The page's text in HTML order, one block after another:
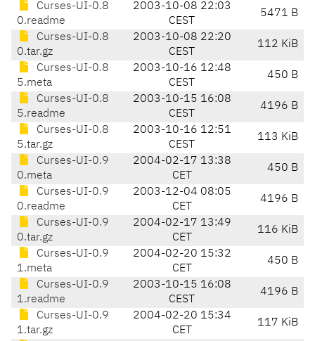
Curses-UI-0.8
0.readme
2003-10-08 22:03
CEST
5471 B
Curses-UI-0.8
0.tar.gz
2003-10-08 22:20
CEST
112 KiB
Curses-UI-0.8
5.meta
2003-10-16 12:48
CEST
450 B
Curses-UI-0.8
5.readme
2003-10-15 16:08
CEST
4196 B
Curses-UI-0.8
5.tar.gz
2003-10-16 12:51
CEST
113 KiB
Curses-UI-0.9
0.meta
2004-02-17 13:38
CET
450 B
Curses-UI-0.9
0.readme
2003-12-04 08:05
CET
4196 B
Curses-UI-0.9
0.tar.gz
2004-02-17 13:49
CET
116 KiB
Curses-UI-0.9
1.meta
2004-02-20 15:32
CET
450 B
Curses-UI-0.9
1.readme
2003-10-15 16:08
CEST
4196 B
Curses-UI-0.9
1.tar.gz
2004-02-20 15:34
CET
117 KiB